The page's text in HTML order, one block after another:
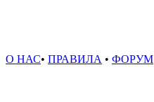
О НАС• ПРАВИЛА • ФОРУМ